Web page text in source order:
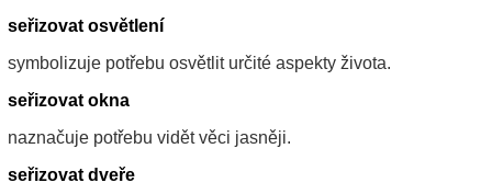
seřizovat osvětlení
symbolizuje potřebu osvětlit určité aspekty života.
seřizovat okna
naznačuje potřebu vidět věci jasněji.
seřizovat dveře